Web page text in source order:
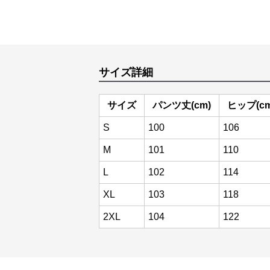
サイズ詳細
サイズ パンツ丈(cm) ヒップ
S 100 106
M 101 110
L 102 114
XL 103 118
2XL 104 122